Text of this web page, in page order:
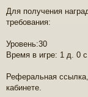
Для получения
требования:
Уровень:30
Время в игре: 1 д. 0 с.
Реферальная
кабинете.